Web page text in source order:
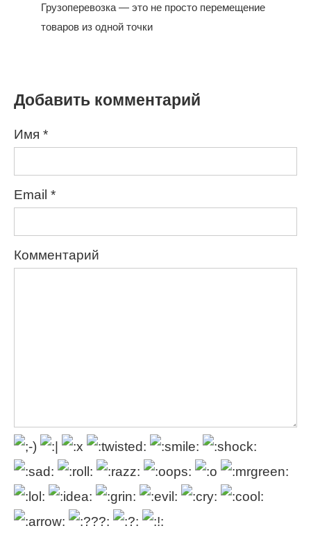
Грузоперевозка — это не просто перемещение
товаров из одной точки
Добавить комментарий
Имя *
Email *
Комментарий